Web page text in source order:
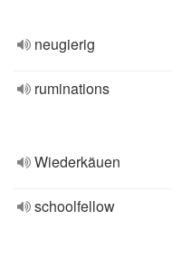
neugierig
ruminations
Wiederkäuen
schoolfellow